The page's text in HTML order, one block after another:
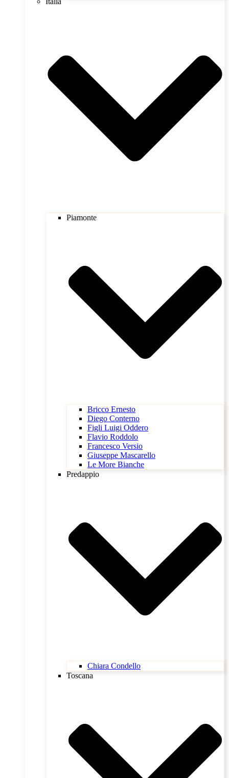
Piamonte
Bricco Ernesto
Diego Conterno
Figli Luigi Oddero
Flavio Roddolo
Francesco Versio
Giuseppe Mascarello
Le More Bianche
Predappio
Chiara Condello
Toscana